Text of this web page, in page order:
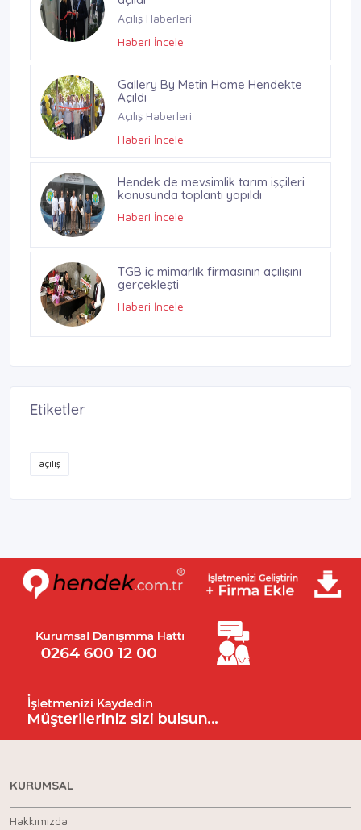
Açılış Haberleri
Haberi İncele
Gallery By Metin Home Hendekte
Açıldı
Açılış Haberleri
Haberi İncele
Hendek de mevsimlik tarım işçileri
konusunda toplantı yapıldı
Haberi İncele
TGB iç mimarlık firmasının açılışını
gerçekleşti
Haberi İncele
Etiketler
açılış
KURUMSAL
Hakkımızda